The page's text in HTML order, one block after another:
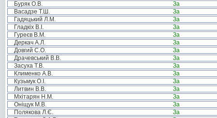
Буряк О.В.
За
Васадзе Т.Ш.
За
Гадяцький Л.М.
За
Гладкіх В.І.
За
Гуреєв В.М.
За
Деркач А.Л.
За
Довгий С.О.
За
Драчевський В.В.
За
Засуха Т.В.
За
Клименко А.В.
За
Кузьмук О.І.
За
Литвин В.В.
За
Мхітарян Н.М.
За
Оніщук М.В.
За
Полякова Л.Є.
За